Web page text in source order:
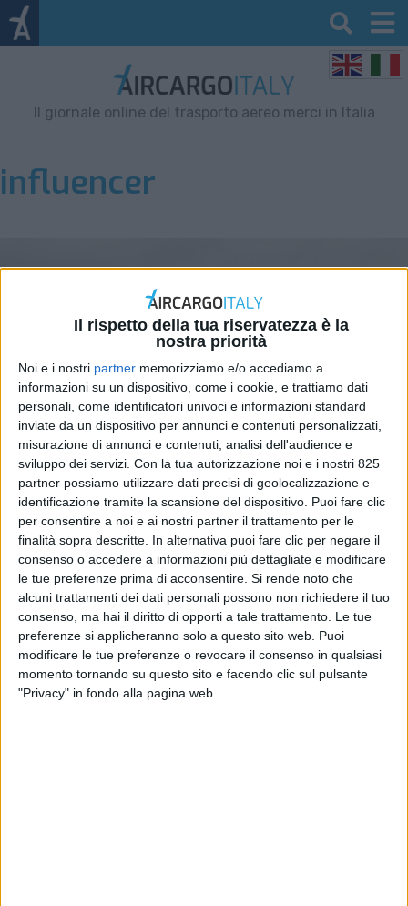
Il rispetto della tua riservatezza è la
nostra priorità
Noi e i nostri partner memorizziamo e/o accediamo a
informazioni su un dispositivo, come i cookie, e trattiamo dati
personali, come identificatori univoci e informazioni standard
inviate da un dispositivo per annunci e contenuti personalizzati,
misurazione di annunci e contenuti, analisi dell'audience e
sviluppo dei servizi. Con la tua autorizzazione noi e i nostri 825
partner possiamo utilizzare dati precisi di geolocalizzazione e
identificazione tramite la scansione del dispositivo. Puoi fare clic
per consentire a noi e ai nostri partner il trattamento per le
finalità sopra descritte. In alternativa puoi fare clic per negare il
consenso o accedere a informazioni più dettagliate e modificare
le tue preferenze prima di acconsentire. Si rende noto che
alcuni trattamenti dei dati personali possono non richiedere il tuo
consenso, ma hai il diritto di opporti a tale trattamento. Le tue
preferenze si applicheranno solo a questo sito web. Puoi
modificare le tue preferenze o revocare il consenso in qualsiasi
momento tornando su questo sito e facendo clic sul pulsante
"Privacy" in fondo alla pagina web.
Il giornale online del trasporto aereo merci in Italia
influencer
Spopola su internet la pilota
Lindy Kats che lavora in Italia
ESTERO 24 OTTOBRE 2017